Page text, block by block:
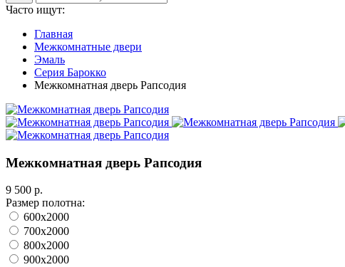
Часто ищут:
Главная
Межкомнатные двери
Эмаль
Серия Барокко
Межкомнатная дверь Рапсодия
Межкомнатная дверь Рапсодия
9 500 р.
Размер полотна:
600x2000
700x2000
800x2000
900x2000